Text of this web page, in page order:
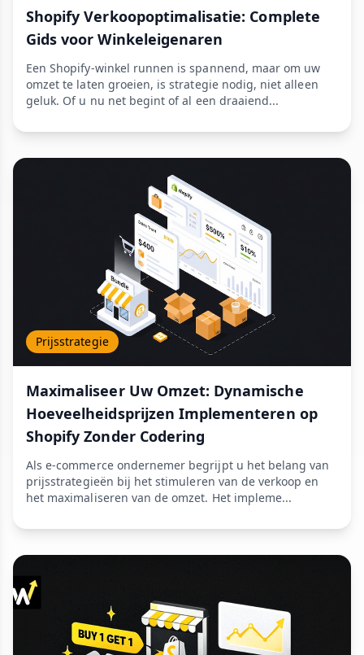
Shopify Verkoopoptimalisatie: Complete
Gids voor Winkeleigenaren
Een Shopify-winkel runnen is spannend, maar om uw
omzet te laten groeien, is strategie nodig, niet alleen
geluk. Of u nu net begint of al een draaiend...
Prijsstrategie
Maximaliseer Uw Omzet: Dynamische
Hoeveelheidsprijzen Implementeren op
Shopify Zonder Codering
Als e-commerce ondernemer begrijpt u het belang van
prijsstrategieën bij het stimuleren van de verkoop en
het maximaliseren van de omzet. Het impleme...